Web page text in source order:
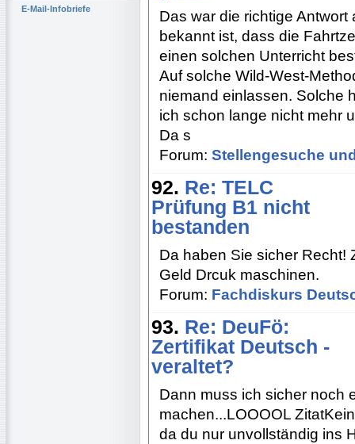
E-Mail-Infobriefe
Das war die richtige
bekannt ist, dass die
einen solchen Unterricht
Auf solche Wild-West-
niemand einlassen. Solche
ich schon lange nicht mehr
Da s
Forum: Stellengesuche
92. Re: TELC
Prüfung B1 nicht
bestanden
Da haben Sie sicher Recht!
Geld Drcuk maschinen.
Forum: Fachdiskurs
93. Re: DeuFö:
Zertifikat Deutsch -
veraltet?
Dann muss ich sicher noch
machen...LOOOOL
da du nur unvollständig ins